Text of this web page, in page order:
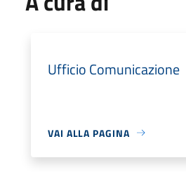
Ufficio Comunicazione
VAI ALLA PAGINA